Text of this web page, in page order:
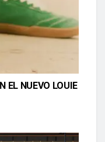
EL NUEVO LOUIE